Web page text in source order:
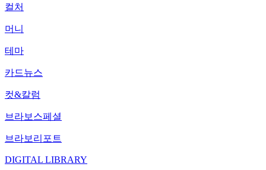
컬처
머니
테마
카드뉴스
컷&칼럼
브라보스페셜
브라보리포트
DIGITAL LIBRARY